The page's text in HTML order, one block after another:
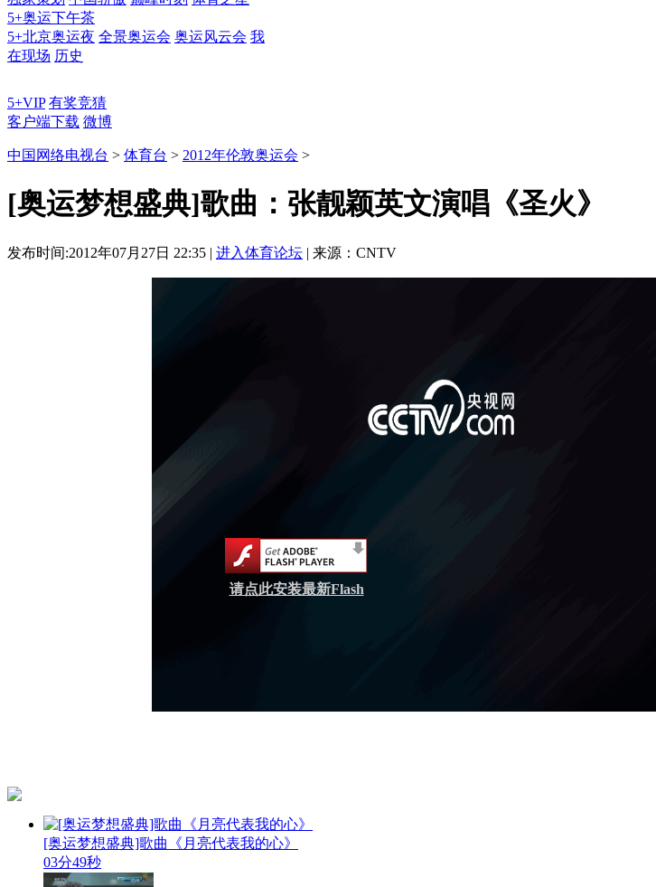
5+奥运下午茶
5+北京奥运夜 全景奥运会 奥运风云会 我
在现场 历史
5+VIP 有奖竞猜
客户端下载 微博
中国网络电视台 > 体育台 > 2012年伦敦奥运会 >
[奥运梦想盛典]歌曲：张靓颖英文演唱《圣火》
发布时间:2012年07月27日 22:35 | 进入体育论坛 | 来源：CNTV
请点此安装最新Flash
[奥运梦想盛典]歌曲《月亮代表我的心》
03分49秒